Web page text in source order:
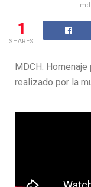
1
SHARES
MDCH:
realizado por la